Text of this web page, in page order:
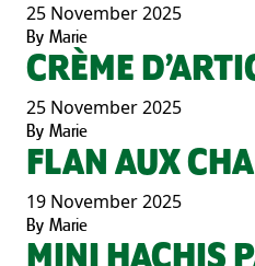
25 November 2025
By Marie
CRÈME
25 November 2025
By Marie
FLAN AUX
19 November 2025
By Marie